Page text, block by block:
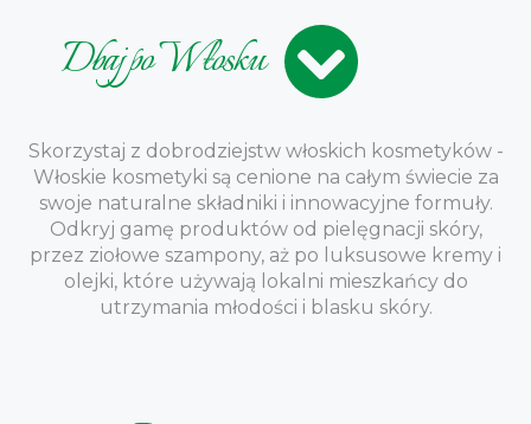
Dbaj po Włosku
Skorzystaj z dobrodziejstw włoskich kosmetyków -
Włoskie kosmetyki są cenione na całym świecie za
swoje naturalne składniki i innowacyjne formuły.
Odkryj gamę produktów od pielęgnacji skóry,
przez ziołowe szampony, aż po luksusowe kremy i
olejki, które używają lokalni mieszkańcy do
utrzymania młodości i blasku skóry.